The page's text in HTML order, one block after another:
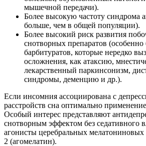
мышечной передачи).
Более высокую частоту синдрома
больше, чем в общей популяции).
Более высокий риск развития
снотворных препаратов (особенно
барбитуратов, которые нередко
осложнения, как атаксию,
лекарственный паркинсонизм,
синдромы, деменцию и др.).
Если инсомния ассоциирована с
расстройств сна оптимально
Особый интерес представляют
снотворным эффектом без седативного
агонисты церебральных мелатониновых
2 (агомелатин).